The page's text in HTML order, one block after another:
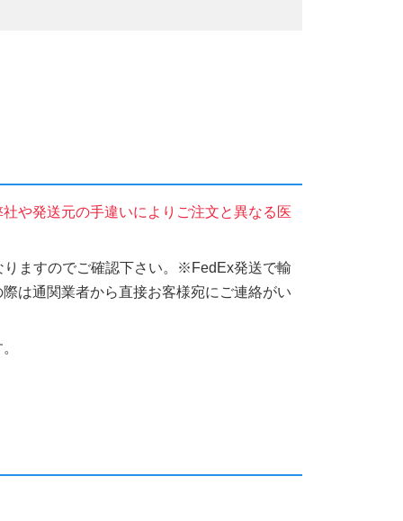
や発送元の手違いによりご注文と異なる医
ますのでご確認下さい。※FedEx発送で輸
は通関業者から直接お客様宛にご連絡がい